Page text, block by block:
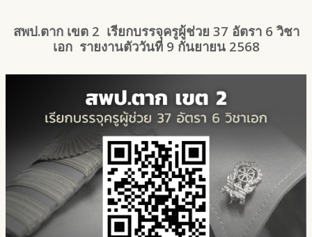
สพป.ตาก เขต 2 เรียกบรรจุครูผู้ช่วย 37 อัตรา 6 วิชา
เอก รายงานตัววันที่ 9 กันยายน 2568